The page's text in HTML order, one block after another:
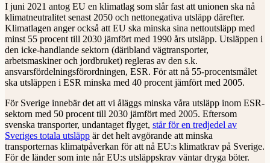
I juni 2021 antog EU en klimatlag som slår fast att unionen ska nå
klimatneutralitet senast 2050 och nettonegativa utsläpp därefter.
Klimatlagen anger också att EU ska minska sina nettoutsläpp med
minst 55 procent till 2030 jämfört med 1990 års utsläpp. Utsläppen i
den icke-handlande sektorn (däribland vägtransporter,
arbetsmaskiner och jordbruket) regleras av den s.k.
ansvarsfördelningsförordningen, ESR. För att nå 55-procentsmålet
ska utsläppen i ESR minska med 40 procent jämfört med 2005.
För Sverige innebär det att vi åläggs minska våra utsläpp inom ESR-
sektorn med 50 procent till 2030 jämfört med 2005. Eftersom
svenska transporter, undantaget flyget, står för en tredjedel av
Sveriges totala utsläpp är det helt avgörande att minska
transporternas klimatpåverkan för att nå EU:s klimatkrav på Sverige.
För de länder som inte når EU:s utsläppskrav väntar dryga böter.